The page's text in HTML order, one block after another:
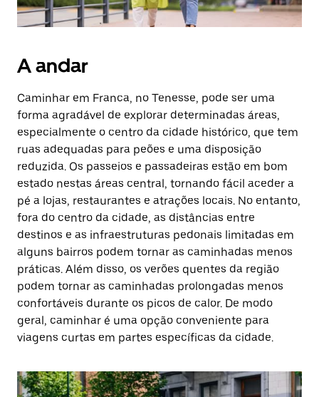
A andar
Caminhar em Franca, no Tenesse, pode ser uma
forma agradável de explorar determinadas áreas,
especialmente o centro da cidade histórico, que tem
ruas adequadas para peões e uma disposição
reduzida. Os passeios e passadeiras estão em bom
estado nestas áreas central, tornando fácil aceder a
pé a lojas, restaurantes e atrações locais. No entanto,
fora do centro da cidade, as distâncias entre
destinos e as infraestruturas pedonais limitadas em
alguns bairros podem tornar as caminhadas menos
práticas. Além disso, os verões quentes da região
podem tornar as caminhadas prolongadas menos
confortáveis durante os picos de calor. De modo
geral, caminhar é uma opção conveniente para
viagens curtas em partes específicas da cidade.